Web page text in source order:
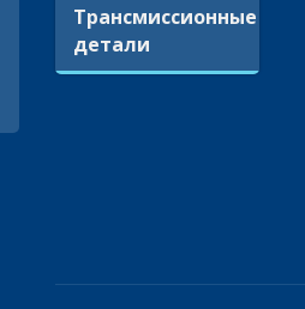
Трансмиссионные
детали